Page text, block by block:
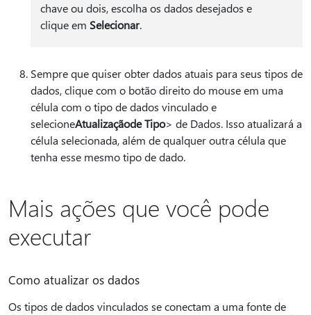
chave ou dois, escolha os dados desejados e
clique em Selecionar.
Sempre que quiser obter dados atuais para seus tipos de
dados, clique com o botão direito do mouse em uma
célula com o tipo de dados vinculado e
selecioneAtualizaçãode Tipo> de Dados. Isso atualizará a
célula selecionada, além de qualquer outra célula que
tenha esse mesmo tipo de dado.
Mais ações que você pode
executar
Como atualizar os dados
Os tipos de dados vinculados se conectam a uma fonte de